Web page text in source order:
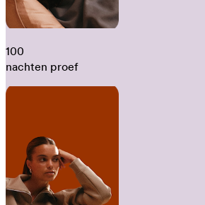
100
nachten proef